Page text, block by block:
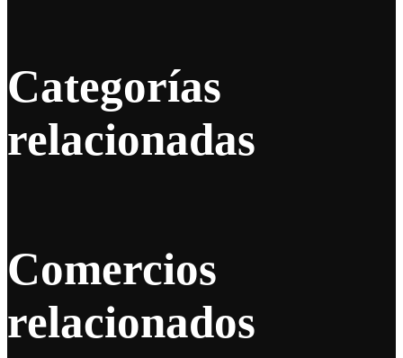
Categorías
relacionadas
Comercios
relacionados